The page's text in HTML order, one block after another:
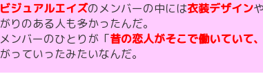
ビジュアルエイズのメンバーの中には衣装デザインや
がりのある人も多かったんだ。
メンバーのひとりが「昔の恋人がそこで働いていて
がっていったみたいなんだ。